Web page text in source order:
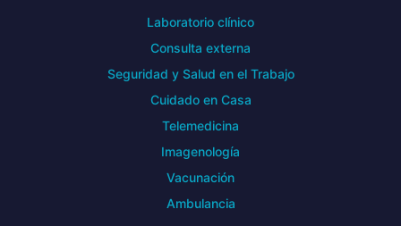
Laboratorio clínico
Consulta externa
Seguridad y Salud en el Trabajo
Cuidado en Casa
Telemedicina
Imagenología
Vacunación
Ambulancia